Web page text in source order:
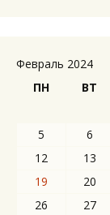
Февраль 2024
ПН
ВТ
5
6
12
13
19
20
26
27